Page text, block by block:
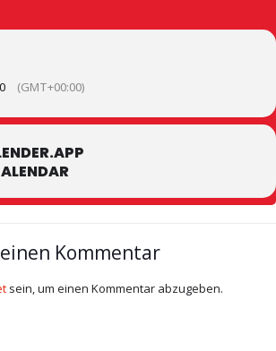
(GMT+00:00)
Kommentar
sein, um einen Kommentar abzugeben.